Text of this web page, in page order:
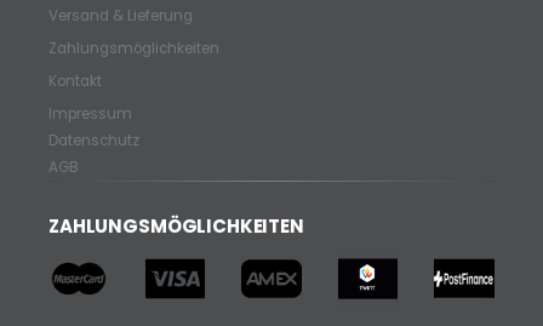
Versand & Lieferung
Zahlungsmöglichkeiten
Kontakt
Impressum
Datenschutz
AGB
ZAHLUNGSMÖGLICHKEITEN